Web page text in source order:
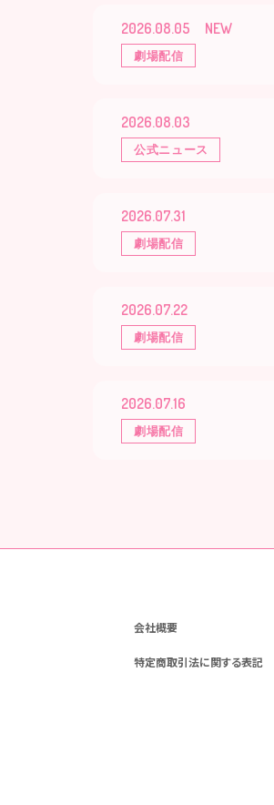
2026.08.05
劇場配信
2026.08.03
公式ニュース
2026.07.31
劇場配信
2026.07.22
劇場配信
2026.07.16
劇場配信
会社概要
特定商取引法に関する表記